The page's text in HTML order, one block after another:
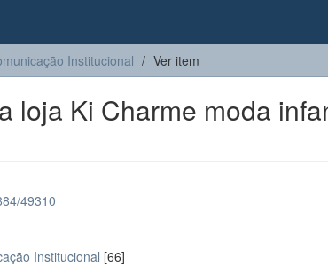
Institucional Ver item
loja Ki Charme moda
49310
Institucional [66]